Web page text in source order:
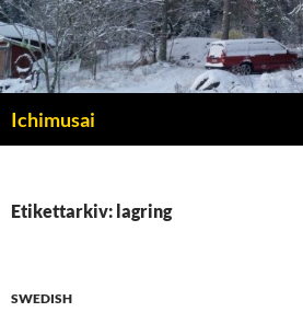
Ichimusai
Etikettarkiv: lagring
SWEDISH